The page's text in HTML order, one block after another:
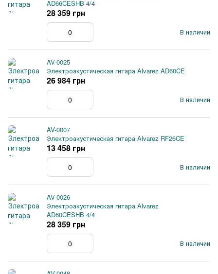
AD66CESHB 4/4
В наличии
28 359 грн
AV-0025
Электроакустическая гитара Alvarez AD60CE
В наличии
26 984 грн
AV-0007
Электроакустическая гитара Alvarez RF26CE
В наличии
13 458 грн
AV-0026
Электроакустическая гитара Alvarez
AD60CESHB 4/4
В наличии
28 359 грн